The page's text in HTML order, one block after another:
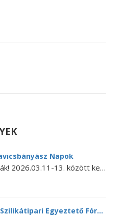
Napok
Kedves Kollégák! 2026.03.11-13. között kerül megrendezésre a XVIII. KŐ- ÉS KAVICSBÁNYÁSZ NAPOK KONFERENCIA. A konferencia MEGHÍVÓJA és PROGRAMJA letölthető itt.…
Megalakult a Szilikátipari Egyeztető Fórum